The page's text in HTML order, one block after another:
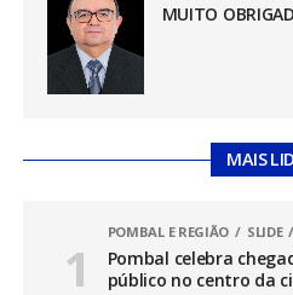
MUITO
MAIS
POMBAL E REGIÃO SLIDE
Pombal celebra
público no centro da